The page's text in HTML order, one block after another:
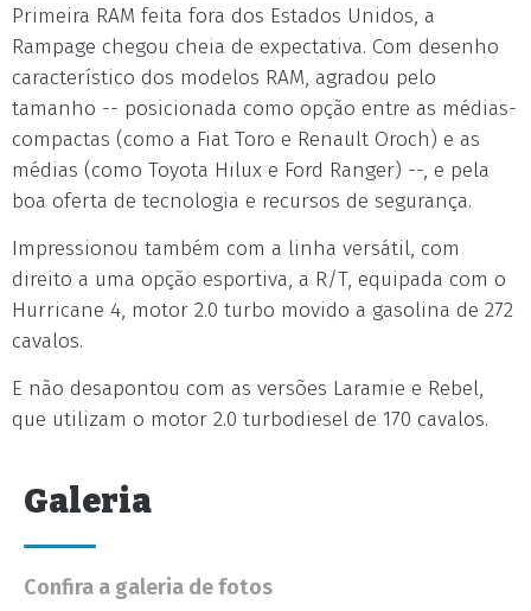
Primeira RAM feita fora dos Estados Unidos, a
Rampage chegou cheia de expectativa. Com desenho
característico dos modelos RAM, agradou pelo
tamanho -- posicionada como opção entre as médias-
compactas (como a Fiat Toro e Renault Oroch) e as
médias (como Toyota Hilux e Ford Ranger) --, e pela
boa oferta de tecnologia e recursos de segurança.
Impressionou também com a linha versátil, com
direito a uma opção esportiva, a R/T, equipada com o
Hurricane 4, motor 2.0 turbo movido a gasolina de 272
cavalos.
E não desapontou com as versões Laramie e Rebel,
que utilizam o motor 2.0 turbodiesel de 170 cavalos.
Galeria
Confira a galeria de fotos